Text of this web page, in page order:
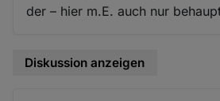
der – hier m.E. auch nur
Diskussion anzeigen